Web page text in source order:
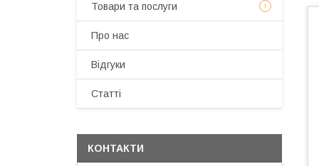
Товари та послуги
Про нас
Відгуки
Статті
КОНТАКТИ